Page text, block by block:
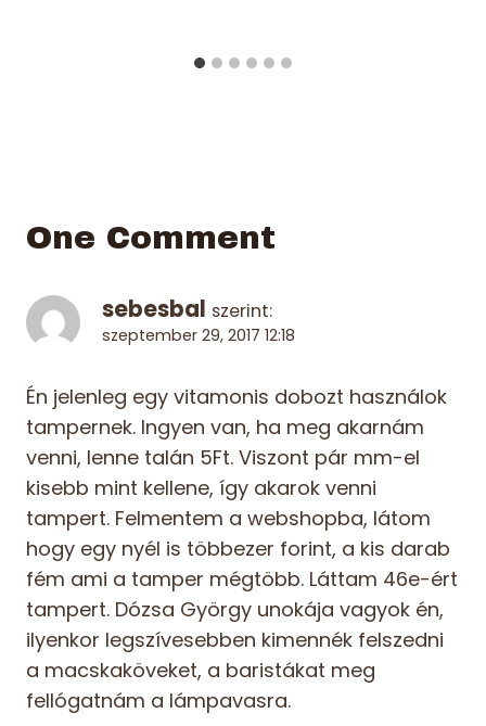
One Comment
sebesbal szerint:
szeptember 29, 2017 12:18
Én jelenleg egy vitamonis dobozt használok
tampernek. Ingyen van, ha meg akarnám
venni, lenne talán 5Ft. Viszont pár mm-el
kisebb mint kellene, így akarok venni
tampert. Felmentem a webshopba, látom
hogy egy nyél is többezer forint, a kis darab
fém ami a tamper mégtöbb. Láttam 46e-ért
tampert. Dózsa György unokája vagyok én,
ilyenkor legszívesebben kimennék felszedni
a macskaköveket, a baristákat meg
fellógatnám a lámpavasra.